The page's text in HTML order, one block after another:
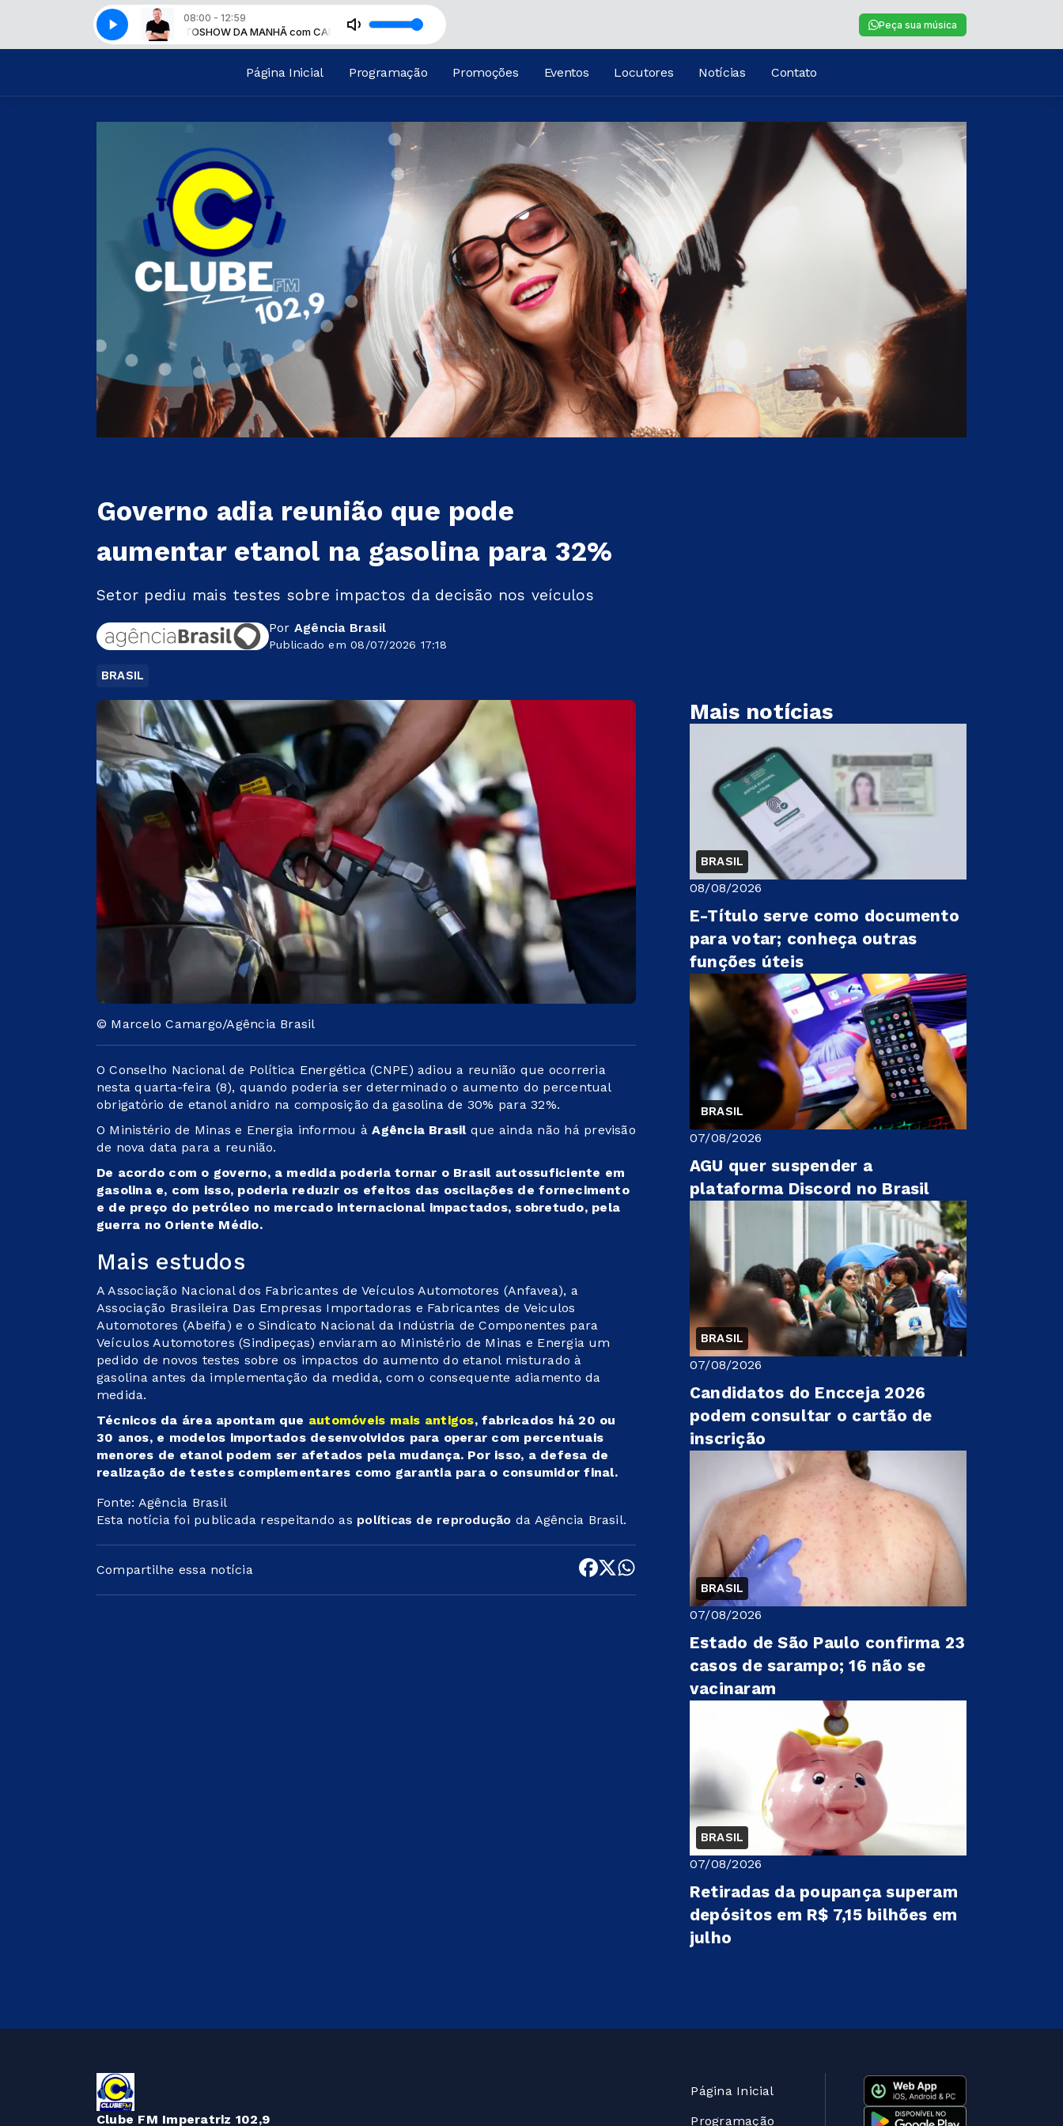
08:00 - 12:59
MANHÃ com CARLOS ALBERTOSHOW DA MANHÃ com CARLOS ALBERTO
Peça sua música
Página Inicial Programação Promoções Eventos Locutores Notícias Contato
Governo adia reunião que pode
aumentar etanol na gasolina para 32%
Setor pediu mais testes sobre impactos da decisão nos veículos
Por Agência Brasil
Publicado em 08/07/2026 17:18
BRASIL
© Marcelo Camargo/Agência Brasil
O Conselho Nacional de Política Energética (CNPE) adiou a reunião que ocorreria
nesta quarta-feira (8), quando poderia ser determinado o aumento do percentual
obrigatório de etanol anidro na composição da gasolina de 30% para 32%.
O Ministério de Minas e Energia informou àAgência Brasilque ainda não há previsão
de nova data para a reunião.
De acordo com o governo, a medida poderia tornar o Brasil autossuficiente em
gasolina e, com isso, poderia reduzir os efeitos das oscilações de fornecimento
e de preço do petróleo no mercado internacional impactados, sobretudo, pela
guerra no Oriente Médio.
Mais estudos
A Associação Nacional dos Fabricantes de Veículos Automotores (Anfavea), a
Associação Brasileira Das Empresas Importadoras e Fabricantes de Veiculos
Automotores (Abeifa) e o Sindicato Nacional da Indústria de Componentes para
Veículos Automotores (Sindipeças) enviaram ao Ministério de Minas e Energia um
pedido de novos testes sobre os impactos do aumento do etanol misturado à
gasolina antes da implementação da medida, com o consequente adiamento da
medida.
Técnicos da área apontam que automóveis mais antigos, fabricados há 20 ou
30 anos, e modelos importados desenvolvidos para operar com percentuais
menores de etanol podem ser afetados pela mudança. Por isso, a defesa de
realização de testes complementares como garantia para o consumidor final.
Fonte: Agência Brasil
Esta notícia foi publicada respeitando as políticas de reprodução da Agência Brasil.
Compartilhe essa notícia
Mais notícias
BRASIL
08/08/2026
E-Título serve como documento
para votar; conheça outras
funções úteis
BRASIL
07/08/2026
AGU quer suspender a
plataforma Discord no Brasil
BRASIL
07/08/2026
Candidatos do Encceja 2026
podem consultar o cartão de
inscrição
BRASIL
07/08/2026
Estado de São Paulo confirma 23
casos de sarampo; 16 não se
vacinaram
BRASIL
07/08/2026
Retiradas da poupança superam
depósitos em R$ 7,15 bilhões em
julho
Clube FM Imperatriz 102,9
Página Inicial
Programação